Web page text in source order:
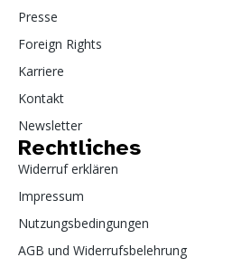
Presse
Foreign Rights
Karriere
Kontakt
Newsletter
Rechtliches
Widerruf erklären
Impressum
Nutzungsbedingungen
AGB und Widerrufsbelehrung